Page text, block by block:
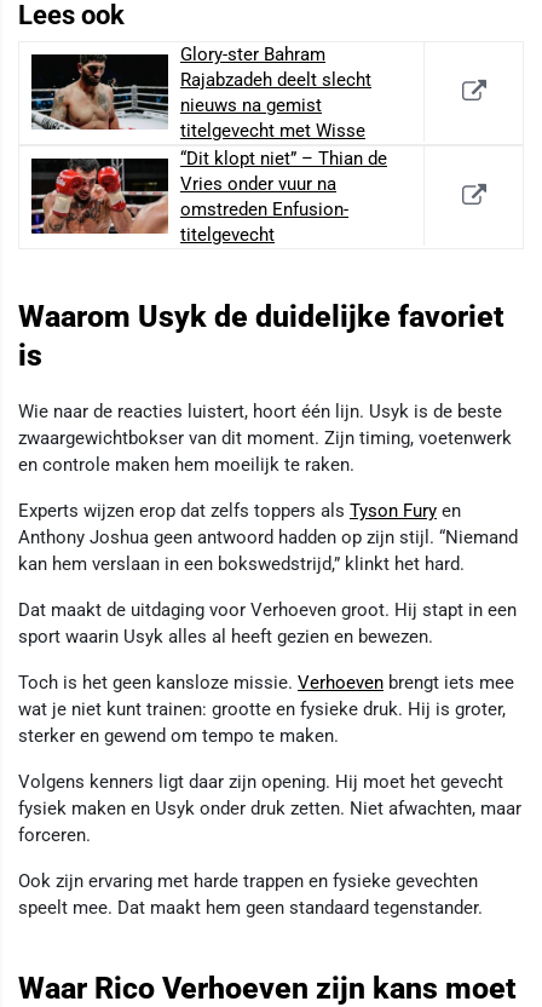
Lees ook
Glory-ster Bahram
Rajabzadeh deelt slecht
nieuws na gemist
titelgevecht met Wisse
“Dit klopt niet” – Thian de
Vries onder vuur na
omstreden Enfusion-
titelgevecht
Waarom Usyk de duidelijke favoriet
is
Wie naar de reacties luistert, hoort één lijn. Usyk is de beste
zwaargewichtbokser van dit moment. Zijn timing, voetenwerk
en controle maken hem moeilijk te raken.
Experts wijzen erop dat zelfs toppers als Tyson Fury en
Anthony Joshua geen antwoord hadden op zijn stijl. “Niemand
kan hem verslaan in een bokswedstrijd,” klinkt het hard.
Dat maakt de uitdaging voor Verhoeven groot. Hij stapt in een
sport waarin Usyk alles al heeft gezien en bewezen.
Toch is het geen kansloze missie. Verhoeven brengt iets mee
wat je niet kunt trainen: grootte en fysieke druk. Hij is groter,
sterker en gewend om tempo te maken.
Volgens kenners ligt daar zijn opening. Hij moet het gevecht
fysiek maken en Usyk onder druk zetten. Niet afwachten, maar
forceren.
Ook zijn ervaring met harde trappen en fysieke gevechten
speelt mee. Dat maakt hem geen standaard tegenstander.
Waar Rico Verhoeven zijn kans moet